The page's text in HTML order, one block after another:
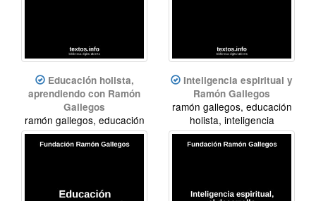
Educación holista,
aprendiendo con Ramón
Gallegos
ramón gallegos, educación
holista, inteligencia
espiritual
Inteligencia espiritual y
Ramón Gallegos
ramón gallegos, educación
holista, inteligencia
espiritual